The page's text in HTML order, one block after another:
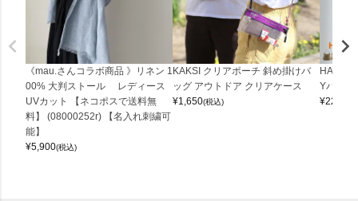
《mau.さんコラボ商品 》リネン 1
00% 大判ストール レディース
UVカット 【ネコポスで送料無
料】 (08000252r) 【名入れ刺繍可
能】
¥5,900(税込)
KAKSI クリアポーチ 斜め掛けバ
ッグ アウトドア クリアケース
¥1,650(税込)
Yバッグ
¥22,000